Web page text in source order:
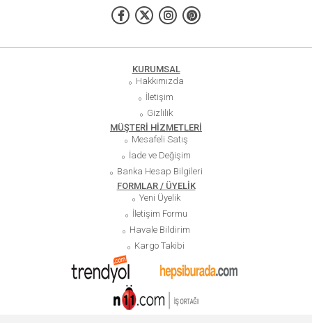
KURUMSAL
Hakkımızda
İletişim
Gizlilik
MÜŞTERİ HİZMETLERİ
Mesafeli Satış
İade ve Değişim
Banka Hesap Bilgileri
FORMLAR / ÜYELİK
Yeni Üyelik
İletişim Formu
Havale Bildirim
Kargo Takibi